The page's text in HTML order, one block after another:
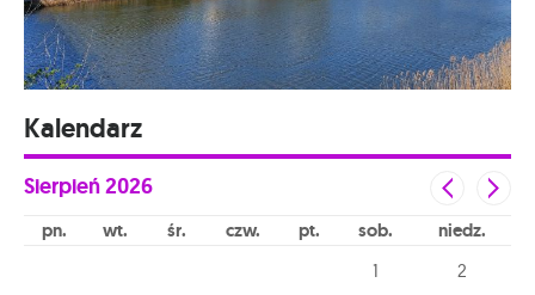
Kalendarz
Sierpień2026
pn wt śr czw pt sob niedz
1 2